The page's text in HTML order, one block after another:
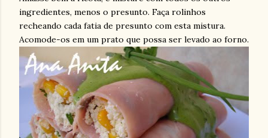
ingredientes, menos o presunto. Faça rolinhos
recheando cada fatia de presunto com esta mistura.
Acomode-os em um prato que possa ser levado ao forno.